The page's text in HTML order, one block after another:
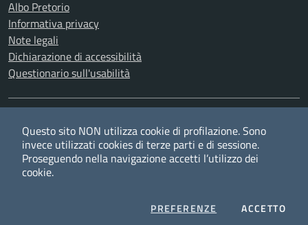
Albo Pretorio
Informativa privacy
Note legali
Dichiarazione di accessibilità
Questionario sull'usabilità
TwitterFacebookYouTubeRSS
Questo sito NON utilizza cookie di profilazione. Sono
invece utilizzati cookies di terze parti e di sessione.
Proseguendo nella navigazione accetti l’utilizzo dei
cookie.
PREFERENZE COOKIESACCETTOI